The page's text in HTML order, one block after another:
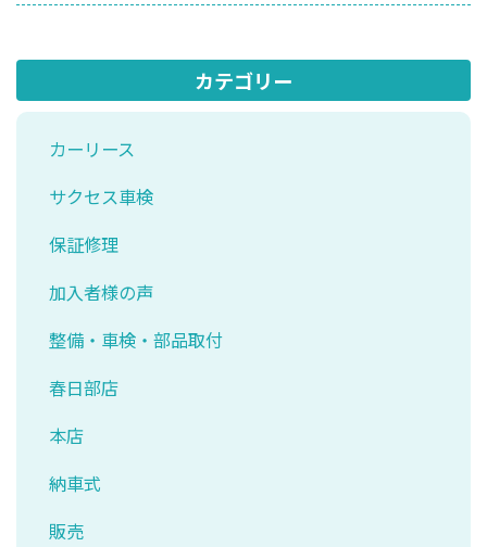
カテゴリー
カーリース
サクセス車検
保証修理
加入者様の声
整備・車検・部品取付
春日部店
本店
納車式
販売